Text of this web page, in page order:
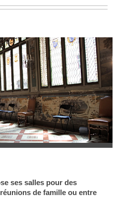
ses salles pour des
de famille ou entre